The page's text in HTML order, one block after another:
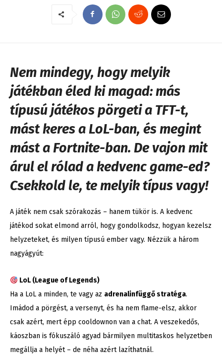
Nem mindegy, hogy melyik
játékban éled ki magad: más
típusú játékos pörgeti a TFT-t,
mást keres a LoL-ban, és megint
mást a Fortnite-ban. De vajon mit
árul el rólad a kedvenc game-ed?
Csekkold le, te melyik típus vagy!
A játék nem csak szórakozás – hanem tükör is. A kedvenc
játékod sokat elmond arról, hogy gondolkodsz, hogyan kezelsz
helyzeteket, és milyen típusú ember vagy. Nézzük a három
nagyágyút:
LoL (League of Legends)
Ha a LoL a minden, te vagy az adrenalinfüggő stratéga.
Imádod a pörgést, a versenyt, és ha nem flame-elsz, akkor
csak azért, mert épp cooldownon van a chat. A veszekedős,
káoszban is fókuszáló agyad bármilyen multitaskos helyzetben
megállja a helyét – de néha azért lazíthatnál.